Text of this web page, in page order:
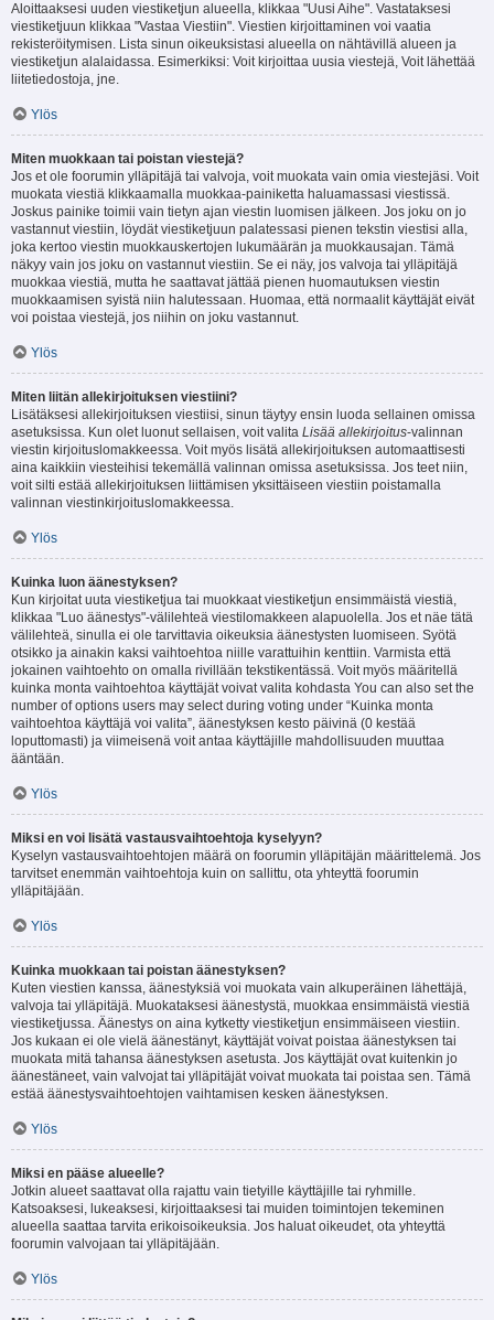
Aloittaaksesi uuden viestiketjun alueella, klikkaa "Uusi Aihe". Vastataksesi
viestiketjuun klikkaa "Vastaa Viestiin". Viestien kirjoittaminen voi vaatia
rekisteröitymisen. Lista sinun oikeuksistasi alueella on nähtävillä alueen ja
viestiketjun alalaidassa. Esimerkiksi: Voit kirjoittaa uusia viestejä, Voit lähettää
liitetiedostoja, jne.
Ylös
Miten muokkaan tai poistan viestejä?
Jos et ole foorumin ylläpitäjä tai valvoja, voit muokata vain omia viestejäsi. Voit
muokata viestiä klikkaamalla muokkaa-painiketta haluamassasi viestissä.
Joskus painike toimii vain tietyn ajan viestin luomisen jälkeen. Jos joku on jo
vastannut viestiin, löydät viestiketjuun palatessasi pienen tekstin viestisi alla,
joka kertoo viestin muokkauskertojen lukumäärän ja muokkausajan. Tämä
näkyy vain jos joku on vastannut viestiin. Se ei näy, jos valvoja tai ylläpitäjä
muokkaa viestiä, mutta he saattavat jättää pienen huomautuksen viestin
muokkaamisen syistä niin halutessaan. Huomaa, että normaalit käyttäjät eivät
voi poistaa viestejä, jos niihin on joku vastannut.
Ylös
Miten liitän allekirjoituksen viestiini?
Lisätäksesi allekirjoituksen viestiisi, sinun täytyy ensin luoda sellainen omissa
asetuksissa. Kun olet luonut sellaisen, voit valita Lisää allekirjoitus-valinnan
viestin kirjoituslomakkeessa. Voit myös lisätä allekirjoituksen automaattisesti
aina kaikkiin viesteihisi tekemällä valinnan omissa asetuksissa. Jos teet niin,
voit silti estää allekirjoituksen liittämisen yksittäiseen viestiin poistamalla
valinnan viestinkirjoituslomakkeessa.
Ylös
Kuinka luon äänestyksen?
Kun kirjoitat uuta viestiketjua tai muokkaat viestiketjun ensimmäistä viestiä,
klikkaa "Luo äänestys"-välilehteä viestilomakkeen alapuolella. Jos et näe tätä
välilehteä, sinulla ei ole tarvittavia oikeuksia äänestysten luomiseen. Syötä
otsikko ja ainakin kaksi vaihtoehtoa niille varattuihin kenttiin. Varmista että
jokainen vaihtoehto on omalla rivillään tekstikentässä. Voit myös määritellä
kuinka monta vaihtoehtoa käyttäjät voivat valita kohdasta You can also set the
number of options users may select during voting under “Kuinka monta
vaihtoehtoa käyttäjä voi valita”, äänestyksen kesto päivinä (0 kestää
loputtomasti) ja viimeisenä voit antaa käyttäjille mahdollisuuden muuttaa
ääntään.
Ylös
Miksi en voi lisätä vastausvaihtoehtoja kyselyyn?
Kyselyn vastausvaihtoehtojen määrä on foorumin ylläpitäjän määrittelemä. Jos
tarvitset enemmän vaihtoehtoja kuin on sallittu, ota yhteyttä foorumin
ylläpitäjään.
Ylös
Kuinka muokkaan tai poistan äänestyksen?
Kuten viestien kanssa, äänestyksiä voi muokata vain alkuperäinen lähettäjä,
valvoja tai ylläpitäjä. Muokataksesi äänestystä, muokkaa ensimmäistä viestiä
viestiketjussa. Äänestys on aina kytketty viestiketjun ensimmäiseen viestiin.
Jos kukaan ei ole vielä äänestänyt, käyttäjät voivat poistaa äänestyksen tai
muokata mitä tahansa äänestyksen asetusta. Jos käyttäjät ovat kuitenkin jo
äänestäneet, vain valvojat tai ylläpitäjät voivat muokata tai poistaa sen. Tämä
estää äänestysvaihtoehtojen vaihtamisen kesken äänestyksen.
Ylös
Miksi en pääse alueelle?
Jotkin alueet saattavat olla rajattu vain tietyille käyttäjille tai ryhmille.
Katsoaksesi, lukeaksesi, kirjoittaaksesi tai muiden toimintojen tekeminen
alueella saattaa tarvita erikoisoikeuksia. Jos haluat oikeudet, ota yhteyttä
foorumin valvojaan tai ylläpitäjään.
Ylös